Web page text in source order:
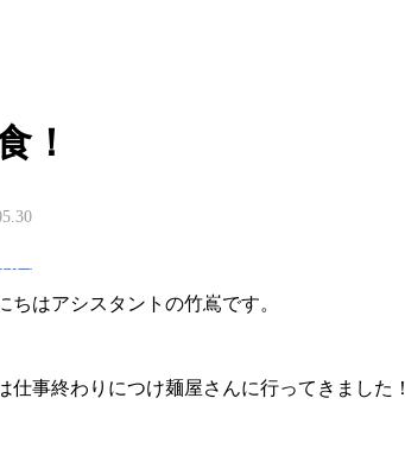
！
ちはアシスタントの竹嶌です。
仕事終わりにつけ麺屋さんに行ってきました！